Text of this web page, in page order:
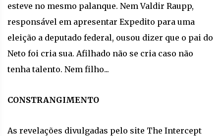
esteve no mesmo palanque. Nem Valdir Raupp,
responsável em apresentar Expedito para uma
eleição a deputado federal, ousou dizer que o pai do
Neto foi cria sua. Afilhado não se cria caso não
tenha talento. Nem filho...
CONSTRANGIMENTO
As revelações divulgadas pelo site The Intercept